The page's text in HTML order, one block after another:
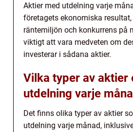
Aktier med utdelning varje
företagets ekonomiska
räntemiljön och konkurrens på
viktigt att vara medveten om
investerar i sådana aktier.
Vilka typer av aktier
utdelning varje
Det finns olika typer av aktier
utdelning varje månad,